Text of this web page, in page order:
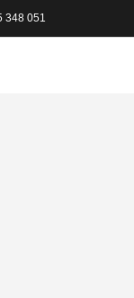
348 051